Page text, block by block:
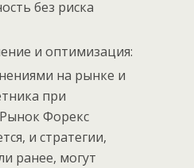
без риска
и оптимизация:
на рынке и
при
Форекс
и стратегии,
ранее, могут